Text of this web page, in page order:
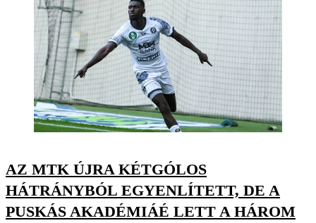
AZ MTK ÚJRA KÉTGÓLOS
HÁTRÁNYBÓL EGYENLÍTETT, DE A
PUSKÁS AKADÉMIÁÉ LETT A HÁROM